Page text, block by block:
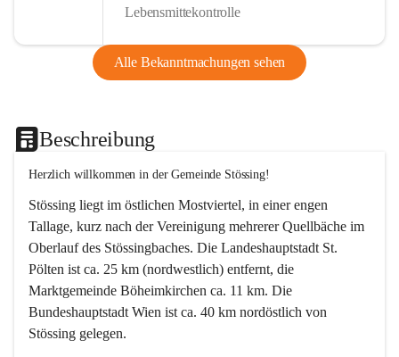
Lebensmittekontrolle
Alle Bekanntmachungen sehen
Beschreibung
Herzlich willkommen in der Gemeinde Stössing!
Stössing liegt im östlichen Mostviertel, in einer engen
Tallage, kurz nach der Vereinigung mehrerer Quellbäche im
Oberlauf des Stössingbaches. Die Landeshauptstadt St.
Pölten ist ca. 25 km (nordwestlich) entfernt, die
Marktgemeinde Böheimkirchen ca. 11 km. Die
Bundeshauptstadt Wien ist ca. 40 km nordöstlich von
Stössing gelegen.